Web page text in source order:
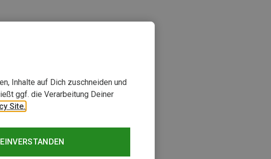
Inhalte auf Dich zuschneiden und
ggf. die Verarbeitung Deiner
Site.
EINVERSTANDEN